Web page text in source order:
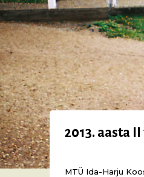
2013. aasta
MTÜ Ida-Harju